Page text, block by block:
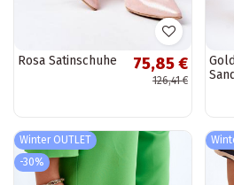
Rosa Satinschuhe 75,85 €
126,41 €
Winter OUTLET
-30%